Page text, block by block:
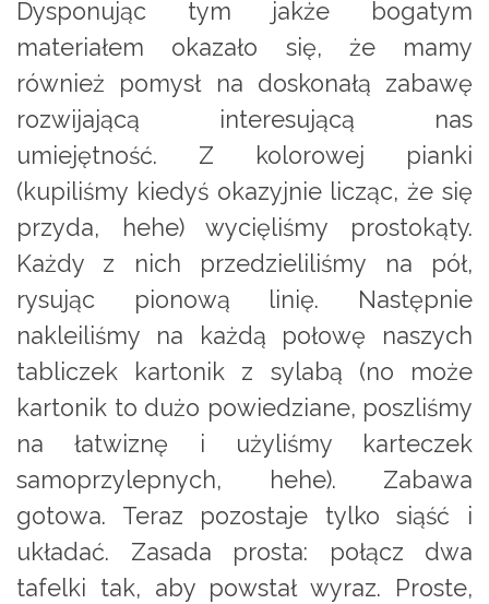
Dysponując tym jakże bogatym
materiałem okazało się, że mamy
również pomysł na doskonałą zabawę
rozwijającą interesującą nas
umiejętność. Z kolorowej pianki
(kupiliśmy kiedyś okazyjnie licząc, że się
przyda, hehe) wycięliśmy prostokąty.
Każdy z nich przedzieliliśmy na pół,
rysując pionową linię. Następnie
nakleiliśmy na każdą połowę naszych
tabliczek kartonik z sylabą (no może
kartonik to dużo powiedziane, poszliśmy
na łatwiznę i użyliśmy karteczek
samoprzylepnych, hehe). Zabawa
gotowa. Teraz pozostaje tylko siąść i
układać. Zasada prosta: połącz dwa
tafelki tak, aby powstał wyraz. Proste,